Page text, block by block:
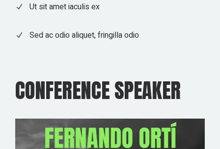
Ut sit amet iaculis ex
Sed ac odio aliquet, fringilla odio
CONFERENCE SPEAKER